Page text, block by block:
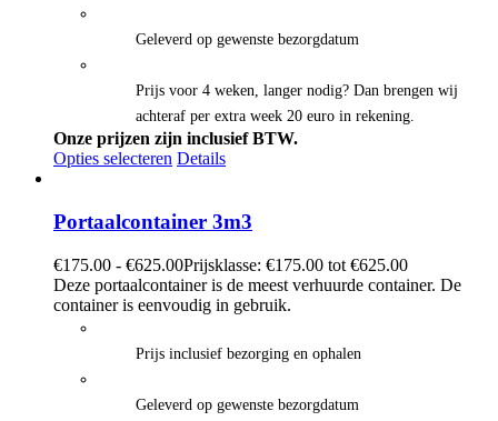
Geleverd op gewenste bezorgdatum
Prijs voor 4 weken, langer nodig? Dan brengen wij
achteraf per extra week 20 euro in rekening.
Onze prijzen zijn inclusief BTW.
Opties selecteren Details
Portaalcontainer 3m3
€175.00 - €625.00Prijsklasse: €175.00 tot €625.00
Deze portaalcontainer is de meest verhuurde container. De
container is eenvoudig in gebruik.
Prijs inclusief bezorging en ophalen
Geleverd op gewenste bezorgdatum